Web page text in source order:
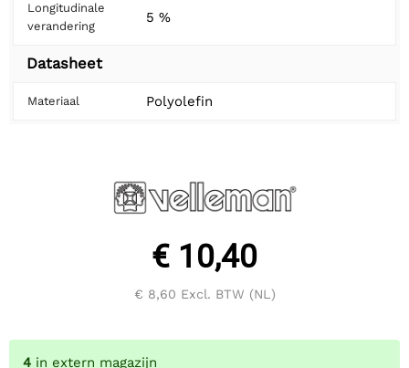
Longitudinale
verandering
5 %
Datasheet
Materiaal Polyolefin
€ 10,40
€ 8,60 Excl. BTW (NL)
4 in extern magazijn